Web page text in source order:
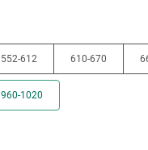
552-612 610-670
960-1020